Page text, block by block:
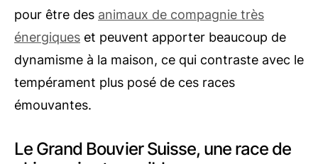
pour être des animaux de compagnie très
énergiques et peuvent apporter beaucoup de
dynamisme à la maison, ce qui contraste avec le
tempérament plus posé de ces races
émouvantes.
Le Grand Bouvier Suisse, une race de